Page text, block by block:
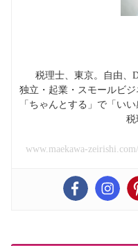
税理士、東京。自由、
独立・起業・スモールビジ
「ちゃんとする」で「い
税
www.maekawa-zeirishi.com/